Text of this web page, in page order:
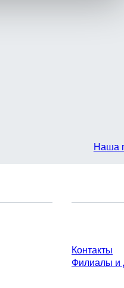
Наша
Контакты
Филиалы и